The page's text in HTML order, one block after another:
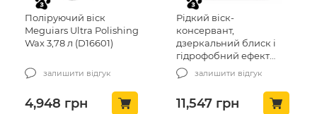
Поліруючий віск
Meguiars Ultra Polishing
Wax 3,78 л (D16601)
залишити відгук
4,948 грн
Рідкий віск-
консервант,
дзеркальний блиск і
гідрофобний ефект
KochChemie
ProtectorWax 10 л
залишити відгук
11,547 грн